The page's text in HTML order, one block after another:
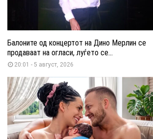
Балоните од концертот на Дино Мерлин се
продаваат на огласи, луѓето се...
20:01 - 5 август, 2026